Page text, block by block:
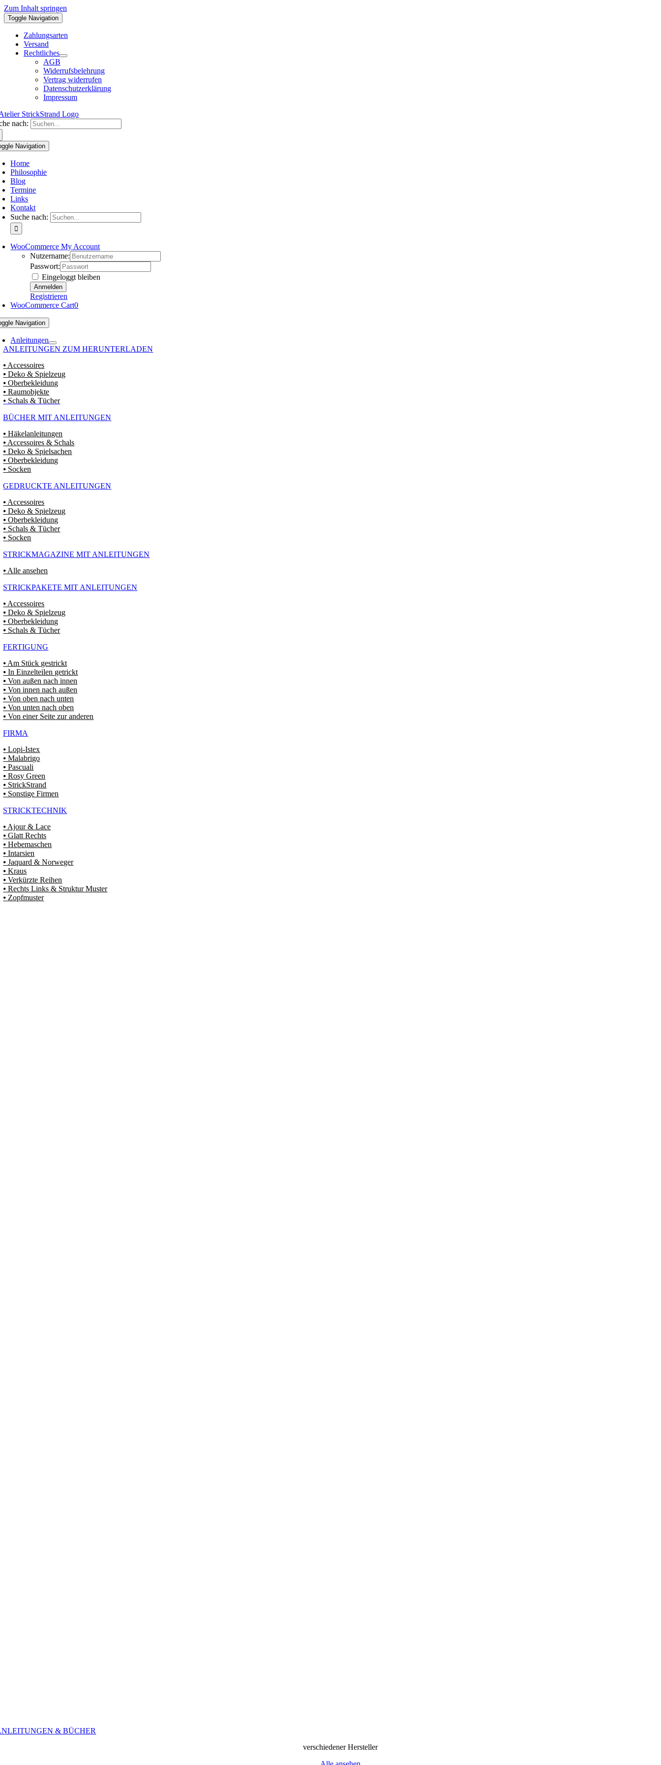
Zum Inhalt springen
Toggle Navigation
Zahlungsarten
Versand
Rechtliches
AGB
Widerrufsbelehrung
Vertrag widerrufen
Datenschutzerklärung
Impressum
nach:
Navigation
Home
Philosophie
Blog
Termine
Links
Kontakt
Suche nach:
WooCommerce My Account
Nutzername:
Passwort:
Eingeloggt bleiben
Registrieren
WooCommerce Cart0
Navigation
Anleitungen
ANLEITUNGEN ZUM HERUNTERLADEN
⦁ Accessoires
⦁ Deko & Spielzeug
⦁ Oberbekleidung
⦁ Raumobjekte
⦁ Schals & Tücher
BÜCHER MIT ANLEITUNGEN
⦁ Häkelanleitungen
⦁ Accessoires & Schals
⦁ Deko & Spielsachen
⦁ Oberbekleidung
⦁ Socken
GEDRUCKTE ANLEITUNGEN
⦁ Accessoires
⦁ Deko & Spielzeug
⦁ Oberbekleidung
⦁ Schals & Tücher
⦁ Socken
STRICKMAGAZINE MIT ANLEITUNGEN
⦁ Alle ansehen
STRICKPAKETE MIT ANLEITUNGEN
⦁ Accessoires
⦁ Deko & Spielzeug
⦁ Oberbekleidung
⦁ Schals & Tücher
FERTIGUNG
⦁ Am Stück gestrickt
⦁ In Einzelteilen getrickt
⦁ Von außen nach innen
⦁ Von innen nach außen
⦁ Von oben nach unten
⦁ Von unten nach oben
⦁ Von einer Seite zur anderen
FIRMA
⦁ Lopi-Istex
⦁ Malabrigo
⦁ Pascuali
⦁ Rosy Green
⦁ StrickStrand
⦁ Sonstige Firmen
STRICKTECHNIK
⦁ Ajour & Lace
⦁ Glatt Rechts
⦁ Hebemaschen
⦁ Intarsien
⦁ Jaquard & Norweger
⦁ Kraus
⦁ Verkürzte Reihen
⦁ Rechts Links & Struktur Muster
⦁ Zopfmuster
& BÜCHER
verschiedener Hersteller